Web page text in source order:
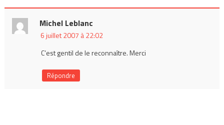
Michel Leblanc
6 juillet 2007 à 22:02
C’est gentil de le reconnaître. Merci
Répondre